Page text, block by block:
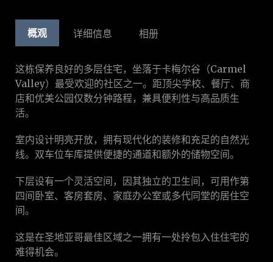
概观 详细信息 相册
这栋保养良好的多层住宅，坐落于卡梅尔谷（Carmel
Valley）最受欢迎的社区之一。距顶尖学校、餐厅、商
店和优美公园仅数分钟路程，兼具便利性与高品质生
活。
室内设计明亮开放，拥有现代化的装修和充足的自然光
线。双车位车库提供便捷的通道和额外的储物空间。
下层设有一个灵活空间，因其独立的卫生间，可用作第
四间卧室、客房套房、家庭办公室或多代同堂的居住空
间。
这是在圣地亚哥最佳区域之一拥有一处拎包入住住宅的
难得机会。